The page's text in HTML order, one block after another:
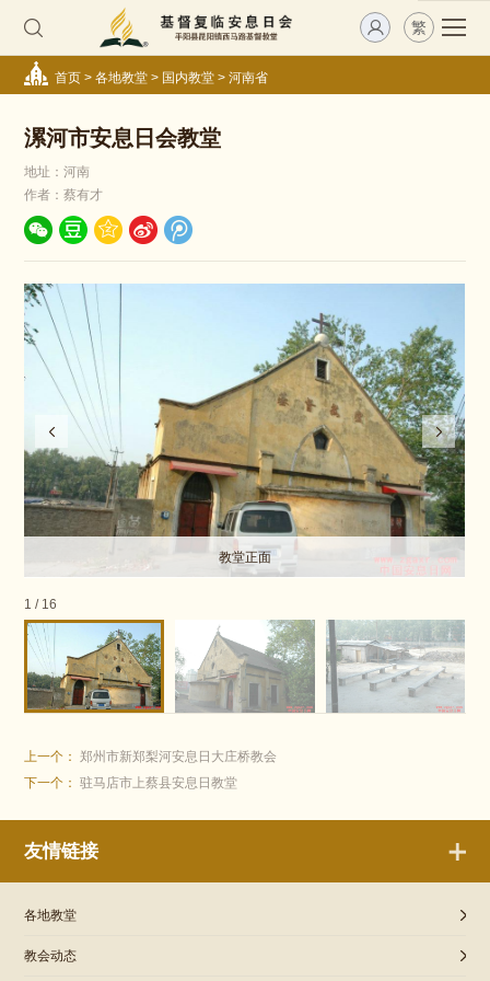
繁
首页> 各地教堂> 国内教堂> 河南省
漯河市安息日会教堂
地址：河南
作者：蔡有才
教堂正面
1 / 16
上一个：郑州市新郑梨河安息日大庄桥教会
下一个：驻马店市上蔡县安息日教堂
友情链接
各地教堂
教会动态